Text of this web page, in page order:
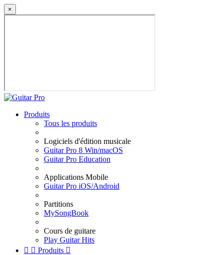
×
Produits
Tous les produits
Logiciels d'édition musicale
Guitar Pro 8 Win/macOS
Guitar Pro Education
Applications Mobile
Guitar Pro iOS/Android
Partitions
MySongBook
Cours de guitare
Play Guitar Hits
  Produits 